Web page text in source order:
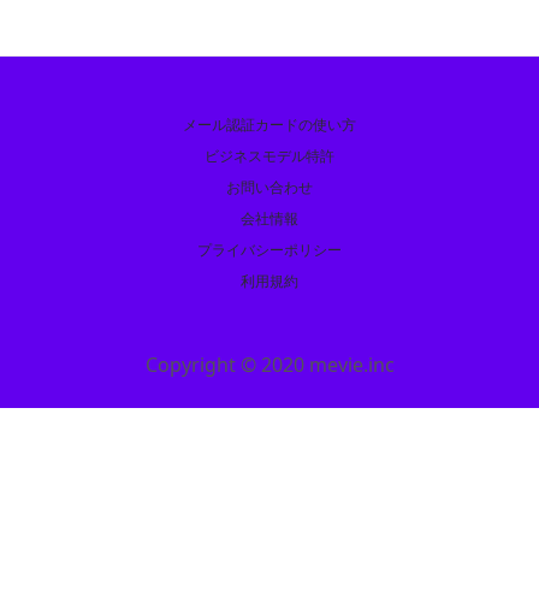
メール認証カードの使い方
ビジネスモデル特許
お問い合わせ
会社情報
プライバシーポリシー
利用規約
Copyright © 2020 mevie.inc